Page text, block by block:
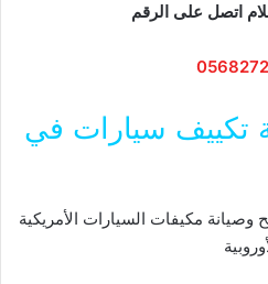
اتصل على الرقم
تكييف سيارات في
مكيفات السيارات الأمريكية